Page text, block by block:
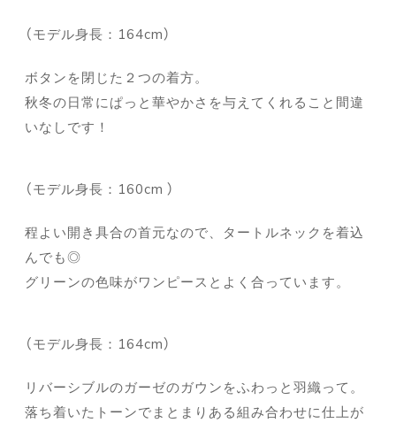
（モデル身長：164cm）
ボタンを閉じた２つの着方。
秋冬の日常にぱっと華やかさを与えてくれること間違
いなしです！
（モデル身長：160cm ）
程よい開き具合の首元なので、タートルネックを着込
んでも◎
グリーンの色味がワンピースとよく合っています。
（モデル身長：164cm）
リバーシブルのガーゼのガウンをふわっと羽織って。
落ち着いたトーンでまとまりある組み合わせに仕上が